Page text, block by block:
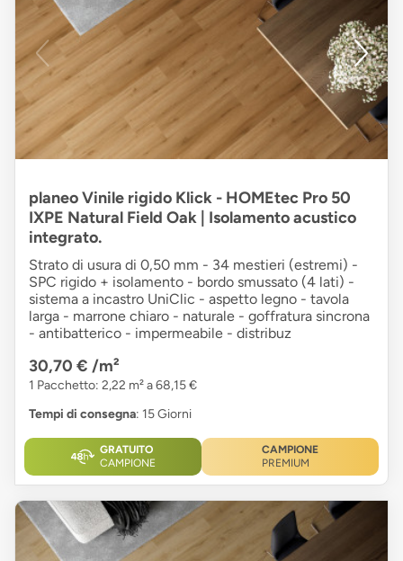
planeo Vinile rigido Klick - HOMEtec Pro 50
IXPE Natural Field Oak | Isolamento acustico
integrato.
Strato di usura di 0,50 mm - 34 mestieri (estremi) -
SPC rigido + isolamento - bordo smussato (4 lati) -
sistema a incastro UniClic - aspetto legno - tavola
larga - marrone chiaro - naturale - goffratura sincrona
- antibatterico - impermeabile - distribuz
30,70 € /m²
1 Pacchetto: 2,22 m² a 68,15 €
Tempi di consegna: 15 Giorni
GRATUITO
CAMPIONE
CAMPIONE
PREMIUM